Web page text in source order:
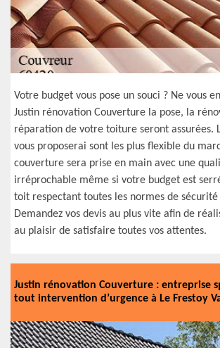
Votre budget vous pose un souci ? Ne vous
Justin rénovation Couverture la pose, la
réparation de votre toiture seront assurées.
vous proposerai sont les plus flexible du
couverture sera prise en main avec une
irréprochable même si votre budget est
toit respectant toutes les normes de
Demandez vos devis au plus vite afin de
au plaisir de satisfaire toutes vos attentes.
Justin rénovation Couverture : entreprise
tout intervention d’urgence à Le Frestoy